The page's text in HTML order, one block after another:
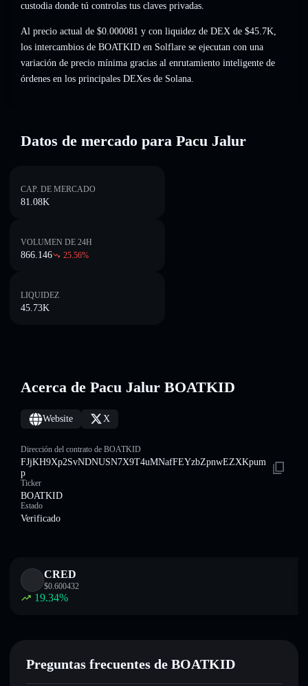
custodia donde tú controlas tus claves privadas.
Al precio actual de $0.000081 y con liquidez de DEX de $45.7K,
los intercambios de BOATKID en Solflare se ejecutan con una
variación de precio mínima gracias al enrutamiento inteligente de
órdenes en los principales DEXes de Solana.
Datos de mercado para Pacu Jalur
CAP. DE MERCADO
81.08K
VOLUMEN DE 24H
866.146 25.56%
LIQUIDEZ
45.73K
Acerca de Pacu Jalur BOATKID
Website X
Dirección del contrato de BOATKID
FJjKH9Xp2SvNDNUSN7X9T4uMNafFEYzbZpnwEZXKpum
p
Ticker
BOATKID
Estado
Verificado
CRED
$0.600432
19.34%
Preguntas frecuentes de BOATKID